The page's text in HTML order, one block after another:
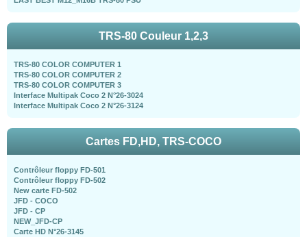
TRS-80 Couleur 1,2,3
TRS-80 COLOR COMPUTER 1
TRS-80 COLOR COMPUTER 2
TRS-80 COLOR COMPUTER 3
Interface Multipak Coco 2 N°26-3024
Interface Multipak Coco 2 N°26-3124
Cartes FD,HD, TRS-COCO
Contrôleur floppy FD-501
Contrôleur floppy FD-502
New carte FD-502
JFD - COCO
JFD - CP
NEW_JFD-CP
Carte HD N°26-3145